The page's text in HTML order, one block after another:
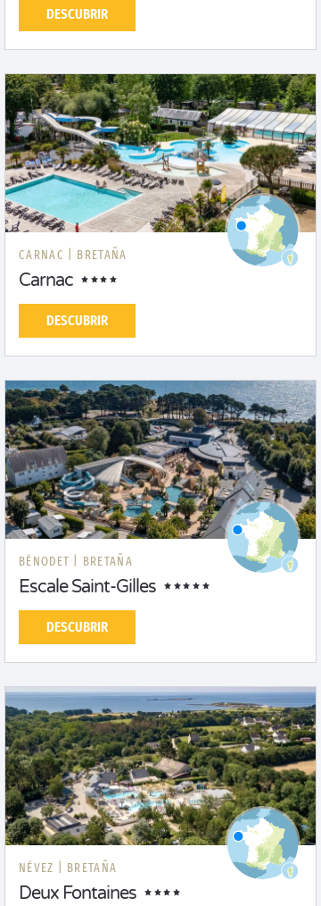
DESCUBRIR
CARNAC | BRETAÑA
Carnac
DESCUBRIR
BÉNODET | BRETAÑA
Escale Saint-Gilles
DESCUBRIR
NÉVEZ | BRETAÑA
Deux Fontaines